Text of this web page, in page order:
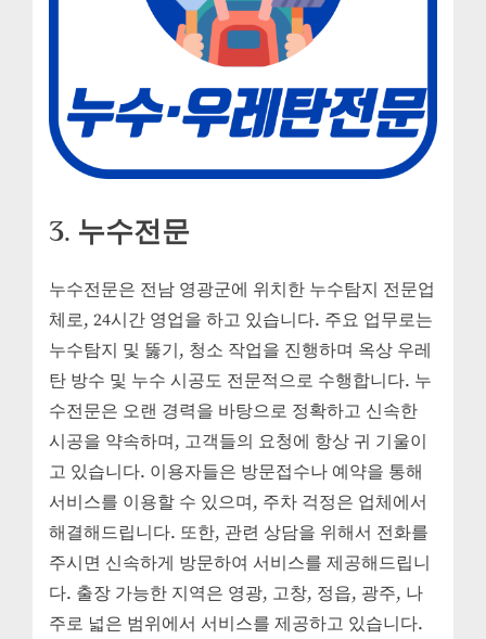
3. 누수전문
누수전문은 전남 영광군에 위치한 누수탐지 전문업
체로, 24시간 영업을 하고 있습니다. 주요 업무로는
누수탐지 및 뚫기, 청소 작업을 진행하며 옥상 우레
탄 방수 및 누수 시공도 전문적으로 수행합니다. 누
수전문은 오랜 경력을 바탕으로 정확하고 신속한
시공을 약속하며, 고객들의 요청에 항상 귀 기울이
고 있습니다. 이용자들은 방문접수나 예약을 통해
서비스를 이용할 수 있으며, 주차 걱정은 업체에서
해결해드립니다. 또한, 관련 상담을 위해서 전화를
주시면 신속하게 방문하여 서비스를 제공해드립니
다. 출장 가능한 지역은 영광, 고창, 정읍, 광주, 나
주로 넓은 범위에서 서비스를 제공하고 있습니다.